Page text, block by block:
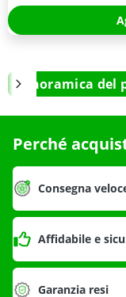
Panoramica del
Perché
Consegna
Affidabile e
Garanzia resi